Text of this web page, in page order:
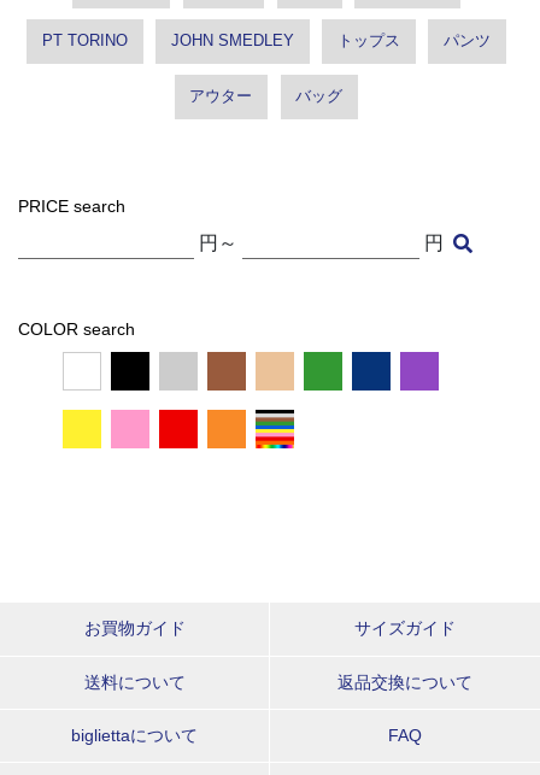
PT TORINO JOHN SMEDLEY トップス パンツ
アウター バッグ
PRICE search
円～ 円
COLOR search
お買物ガイド サイズガイド
送料について 返品交換について
bigliettaについて FAQ